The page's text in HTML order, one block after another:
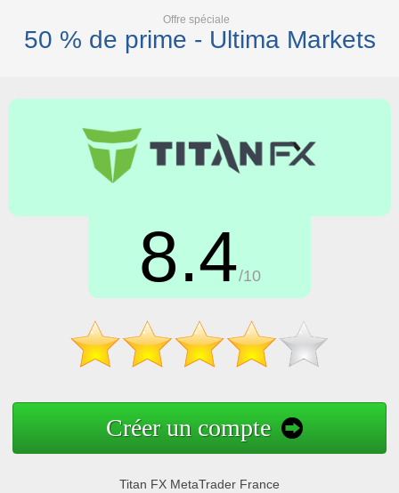
Offre spéciale
50 % de prime - Ultima Markets
8.4/10
Créer un compte
Titan FX MetaTrader France